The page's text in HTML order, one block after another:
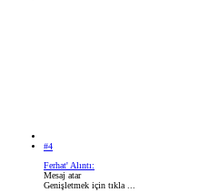
#4
Ferhat' Alıntı:
Mesaj atar
Genişletmek için tıkla ...